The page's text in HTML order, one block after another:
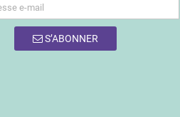
S’ABONNER